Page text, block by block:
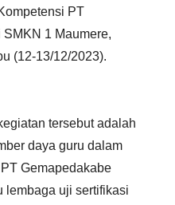
PT
1 Maumere,
(12-13/12/2023).
tersebut adalah
daya guru dalam
Gemapedakabe
lembaga uji sertifikasi